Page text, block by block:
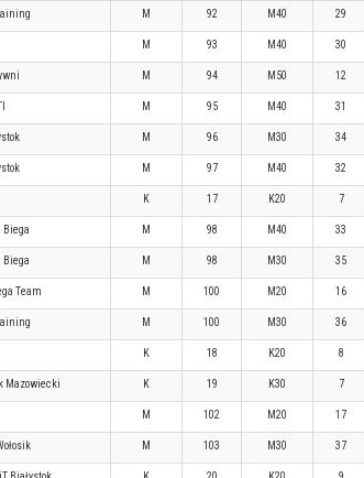
M 92 M40 29
M 93 M40 30
M 94 M50 12
M 95 M40 31
M 96 M30 34
M 97 M40 32
K 17 K20 7
Biega M 98 M40 33
Biega M 98 M30 35
Team M 100 M20 16
M 100 M30 36
K 18 K20 8
Mazowiecki K 19 K30 7
M 102 M20 17
M 103 M30 37